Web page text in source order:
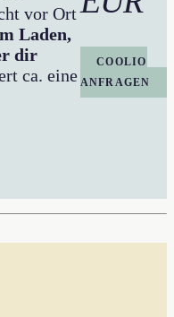
vor Ort
Laden,
dir
ca. eine
COOLIO
ANFRAGEN